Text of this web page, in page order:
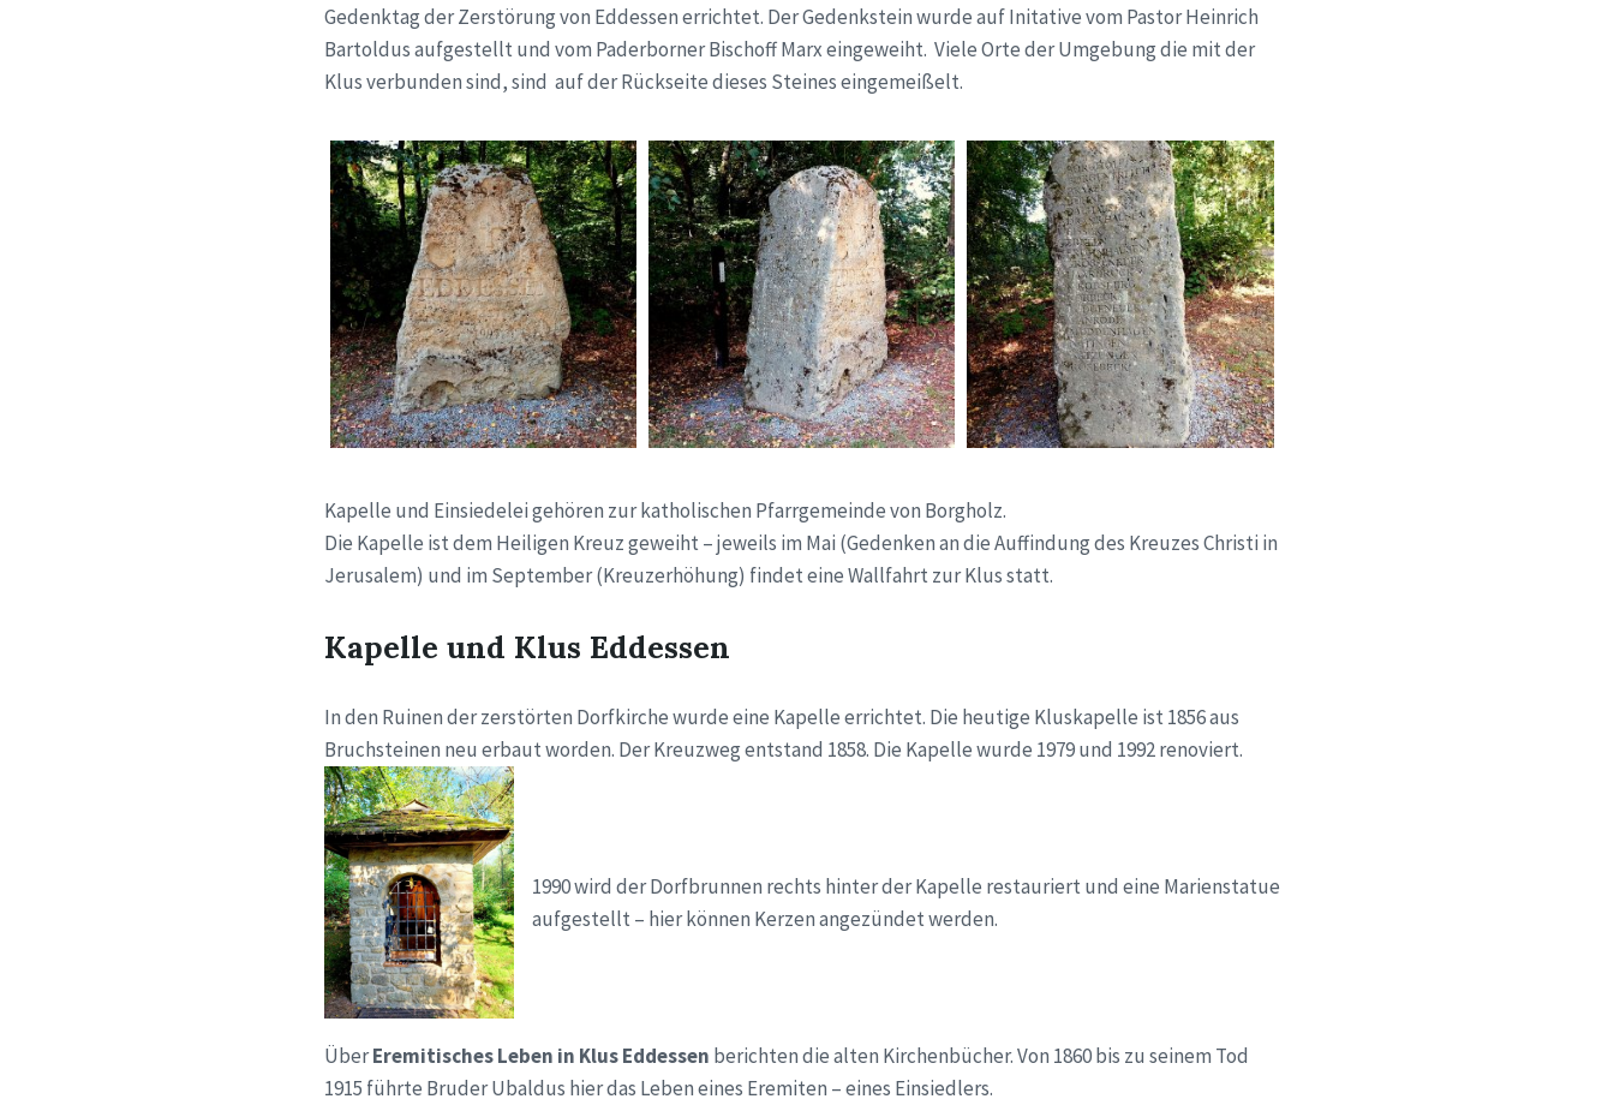
Gedenktag der Zerstörung von Eddessen errichtet. Der Gedenkstein wurde auf Initative vom Pastor Heinrich
Bartoldus aufgestellt und vom Paderborner Bischoff Marx eingeweiht. Viele Orte der Umgebung die mit der
Klus verbunden sind, sind auf der Rückseite dieses Steines eingemeißelt.
Kapelle und Einsiedelei gehören zur katholischen Pfarrgemeinde von Borgholz.
Die Kapelle ist dem Heiligen Kreuz geweiht – jeweils im Mai (Gedenken an die Auffindung des Kreuzes Christi in
Jerusalem) und im September (Kreuzerhöhung) findet eine Wallfahrt zur Klus statt.
Kapelle und Klus Eddessen
In den Ruinen der zerstörten Dorfkirche wurde eine Kapelle errichtet. Die heutige Kluskapelle ist 1856 aus
Bruchsteinen neu erbaut worden. Der Kreuzweg entstand 1858. Die Kapelle wurde 1979 und 1992 renoviert.
1990 wird der Dorfbrunnen rechts hinter der Kapelle restauriert und eine Marienstatue
aufgestellt – hier können Kerzen angezündet werden.
ÜberEremitisches Leben in Klus Eddessen berichten die alten Kirchenbücher. Von 1860 bis zu seinem Tod
1915 führte Bruder Ubaldus hier das Leben eines Eremiten – eines Einsiedlers.